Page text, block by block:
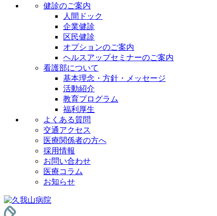
健診のご案内
人間ドック
企業健診
区民健診
オプションのご案内
ヘルスアップセミナーのご案内
看護部について
基本理念・方針・メッセージ
活動紹介
教育プログラム
福利厚生
よくある質問
交通アクセス
医療関係者の方へ
採用情報
お問い合わせ
医療コラム
お知らせ